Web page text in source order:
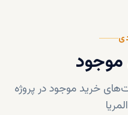
خرید موجود در پروژه